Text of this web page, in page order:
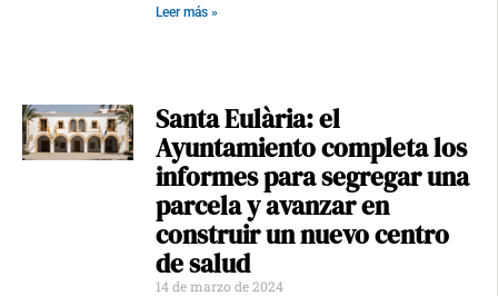
Leer más »
Santa Eulària: el
Ayuntamiento completa los
informes para segregar una
parcela y avanzar en
construir un nuevo centro
de salud
14 de marzo de 2024